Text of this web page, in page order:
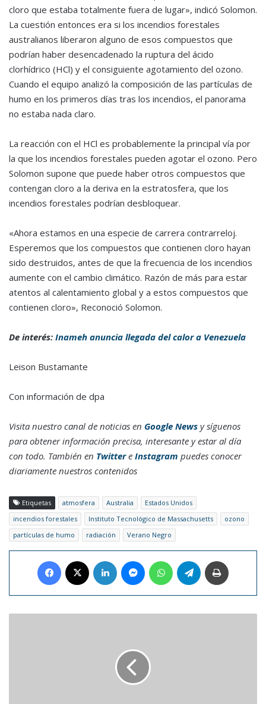
cloro que estaba totalmente fuera de lugar», indicó Solomon.
La cuestión entonces era si los incendios forestales
australianos liberaron alguno de esos compuestos que
podrían haber desencadenado la ruptura del ácido
clorhídrico (HCl) y el consiguiente agotamiento del ozono.
Cuando el equipo analizó la composición de las partículas de
humo en los primeros días tras los incendios, el panorama
no estaba nada claro.
La reacción con el HCl es probablemente la principal vía por
la que los incendios forestales pueden agotar el ozono. Pero
Solomon supone que puede haber otros compuestos que
contengan cloro a la deriva en la estratosfera, que los
incendios forestales podrían desbloquear.
«Ahora estamos en una especie de carrera contrarreloj.
Esperemos que los compuestos que contienen cloro hayan
sido destruidos, antes de que la frecuencia de los incendios
aumente con el cambio climático. Razón de más para estar
atentos al calentamiento global y a estos compuestos que
contienen cloro», Reconoció Solomon.
De interés: Inameh anuncia llegada del calor a Venezuela
Leison Bustamante
Con información de dpa
Visita nuestro canal de noticias en Google News y síguenos
para obtener información precisa, interesante y estar al día
con todo. También en Twittere Instagram puedes conocer
diariamente nuestros contenidos
Etiquetas atmosfera Australia
Estados Unidos
incendios forestales
Instituto Tecnológico de Massachusetts
ozono
partículas de humo
radiación Verano Negro
Facebook LinkedIn MessengerWhatsAppTelegram